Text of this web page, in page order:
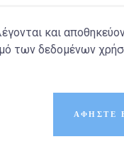
και
των δεδομένων